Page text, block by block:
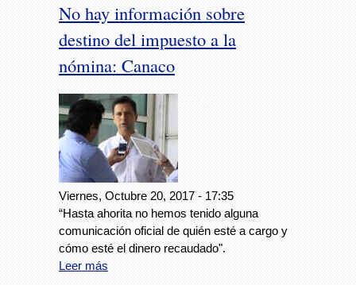
No hay información sobre
destino del impuesto a la
nómina: Canaco
Viernes, Octubre 20, 2017 - 17:35
“Hasta ahorita no hemos tenido alguna
comunicación oficial de quién esté a cargo y
cómo esté el dinero recaudado".
Leer más